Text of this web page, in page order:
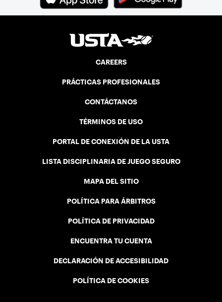
CAREERS
PRÁCTICAS PROFESIONALES
CONTÁCTANOS
TÉRMINOS DE USO
PORTAL DE CONEXIÓN DE LA USTA
LISTA DISCIPLINARIA DE JUEGO SEGURO
MAPA DEL SITIO
POLÍTICA PARA ÁRBITROS
POLÍTICA DE PRIVACIDAD
ENCUENTRA TU CUENTA
DECLARACIÓN DE ACCESIBILIDAD
POLÍTICA DE COOKIES